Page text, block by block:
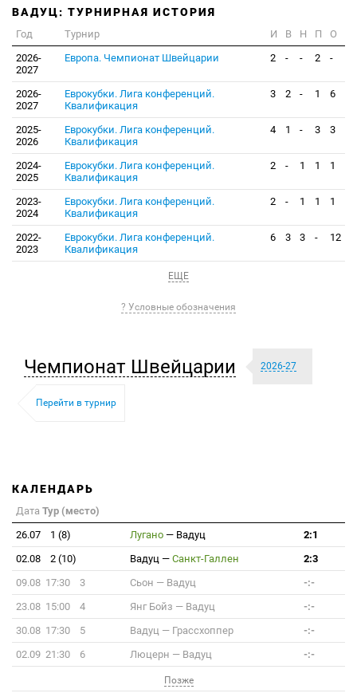
ВАДУЦ: ТУРНИРНАЯ ИСТОРИЯ
Год Турнир И В Н П
О
2026-
2027
Европа. Чемпионат Швейцарии 2 - - 2 -
2026-
2027
Еврокубки. Лига конференций.
Квалификация
3 2 - 1 6
2025-
2026
Еврокубки. Лига конференций.
Квалификация
4 1 - 3 3
2024-
2025
Еврокубки. Лига конференций.
Квалификация
2 - 1 1 1
2023-
2024
Еврокубки. Лига конференций.
Квалификация
2 - 1 1 1
2022-
2023
Еврокубки. Лига конференций.
Квалификация
6 3 3 - 12
ЕЩЕ
? Условные обозначения
Чемпионат Швейцарии 2026-27
Перейти в турнир
КАЛЕНДАРЬ
Дата Тур (место)
26.07
1 (8) Лугано — Вадуц
2:1
02.08
2 (10) Вадуц — Санкт-Галлен
2:3
09.08 17:30
3 Сьон — Вадуц
-:-
23.08 15:00
4 Янг Бойз — Вадуц
-:-
30.08 17:30
5 Вадуц — Грассхоппер
-:-
02.09 21:30
6 Люцерн — Вадуц -:-
Позже